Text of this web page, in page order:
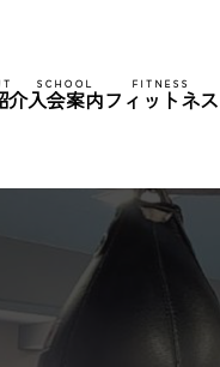
介
SCHOOL
入会案内
FITNESS
フィットネス